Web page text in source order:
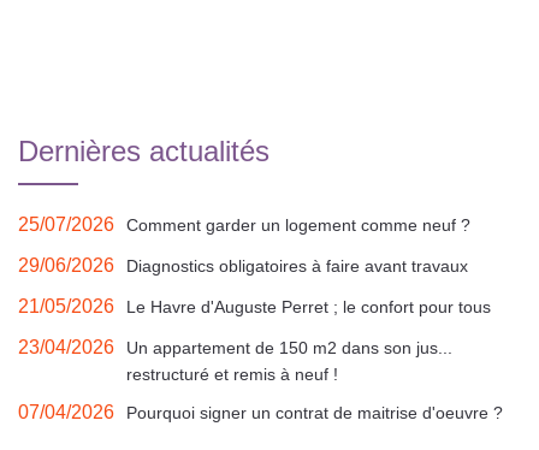
Dernières actualités
25/07/2026 Comment garder un logement comme neuf ?
29/06/2026 Diagnostics obligatoires à faire avant travaux
21/05/2026 Le Havre d'Auguste Perret ; le confort pour tous
23/04/2026
Un appartement de 150 m2 dans son jus...
restructuré et remis à neuf !
07/04/2026 Pourquoi signer un contrat de maitrise d'oeuvre ?